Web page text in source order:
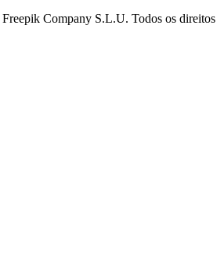
Freepik Company S.L.U. Todos os direitos